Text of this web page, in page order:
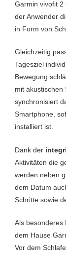
Garmin vivofit 2
der Anwender
in Form von
Gleichzeitig
Tagesziel
Bewegung
mit akustischen
synchronisiert
Smartphone,
installiert ist.
Dank der
Aktivitäten die
werden neben
dem Datum
Schritte sowie
Als besonderes
dem Hause
Vor dem